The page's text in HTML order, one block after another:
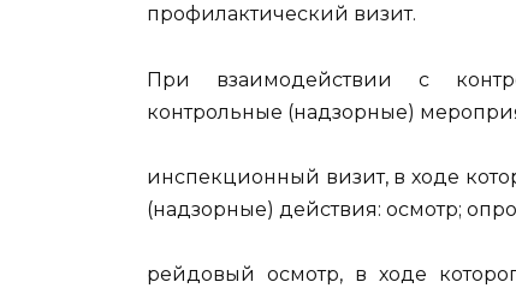
профилактический визит.
При взаимодействии с
контрольные (надзорные)
инспекционный визит, в ходе
(надзорные) действия: осмотр;
рейдовый осмотр, в ходе